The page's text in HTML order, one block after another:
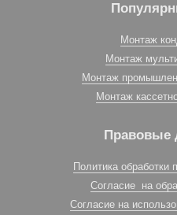
Монтаж
Монтаж
Монтаж
Монтаж
Правовые
Политика обработки
Согласие на
Согласие на